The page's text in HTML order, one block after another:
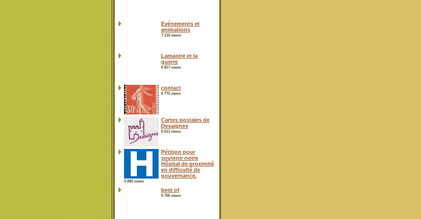
Evénements et
animations
7 110 views
Lamastre et la
guerre
6 817 views
contact
6 772 views
Cartes postales de
Desaignes
6 511 views
Pétition pour
soutenir notre
Hôpital de proximité
en difficulté de
gouvernance.
5 890 views
best of
5 766 views